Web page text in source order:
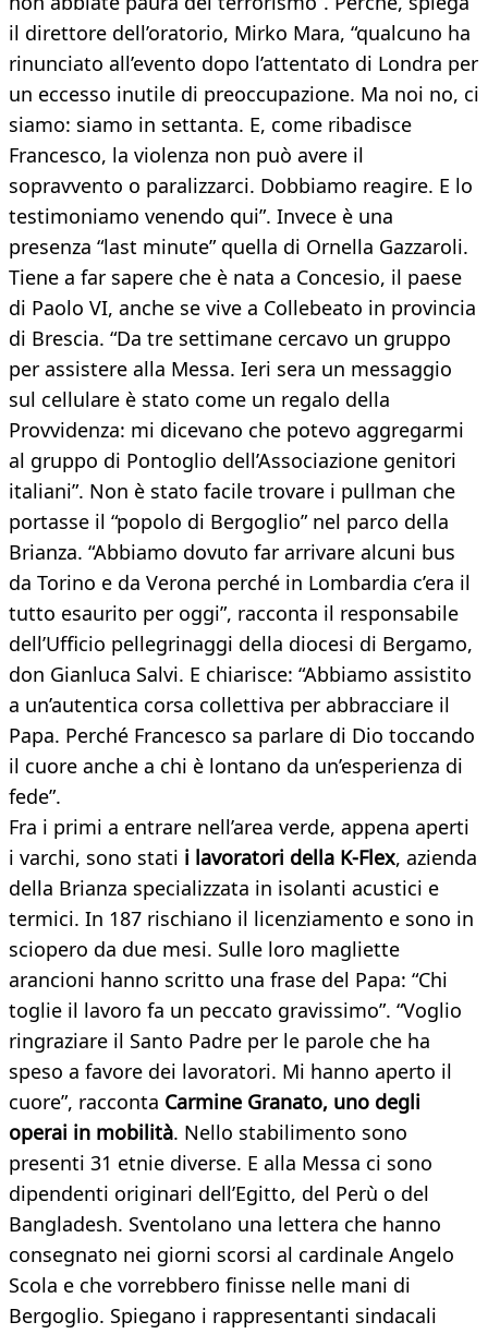
il direttore dell’oratorio, Mirko Mara, “qualcuno ha
rinunciato all’evento dopo l’attentato di Londra per
un eccesso inutile di preoccupazione. Ma noi no, ci
siamo: siamo in settanta. E, come ribadisce
Francesco, la violenza non può avere il
sopravvento o paralizzarci. Dobbiamo reagire. E lo
testimoniamo venendo qui”. Invece è una
presenza “last minute” quella di Ornella Gazzaroli.
Tiene a far sapere che è nata a Concesio, il paese
di Paolo VI, anche se vive a Collebeato in provincia
di Brescia. “Da tre settimane cercavo un gruppo
per assistere alla Messa. Ieri sera un messaggio
sul cellulare è stato come un regalo della
Provvidenza: mi dicevano che potevo aggregarmi
al gruppo di Pontoglio dell’Associazione genitori
italiani”. Non è stato facile trovare i pullman che
portasse il “popolo di Bergoglio” nel parco della
Brianza. “Abbiamo dovuto far arrivare alcuni bus
da Torino e da Verona perché in Lombardia c’era il
tutto esaurito per oggi”, racconta il responsabile
dell’Ufficio pellegrinaggi della diocesi di Bergamo,
don Gianluca Salvi. E chiarisce: “Abbiamo assistito
a un’autentica corsa collettiva per abbracciare il
Papa. Perché Francesco sa parlare di Dio toccando
il cuore anche a chi è lontano da un’esperienza di
fede”.
Fra i primi a entrare nell’area verde, appena aperti
i varchi, sono stati i lavoratori della K-Flex, azienda
della Brianza specializzata in isolanti acustici e
termici. In 187 rischiano il licenziamento e sono in
sciopero da due mesi. Sulle loro magliette
arancioni hanno scritto una frase del Papa: “Chi
toglie il lavoro fa un peccato gravissimo”. “Voglio
ringraziare il Santo Padre per le parole che ha
speso a favore dei lavoratori. Mi hanno aperto il
cuore”, racconta Carmine Granato, uno degli
operai in mobilità. Nello stabilimento sono
presenti 31 etnie diverse. E alla Messa ci sono
dipendenti originari dell’Egitto, del Perù o del
Bangladesh. Sventolano una lettera che hanno
consegnato nei giorni scorsi al cardinale Angelo
Scola e che vorrebbero finisse nelle mani di
Bergoglio. Spiegano i rappresentanti sindacali